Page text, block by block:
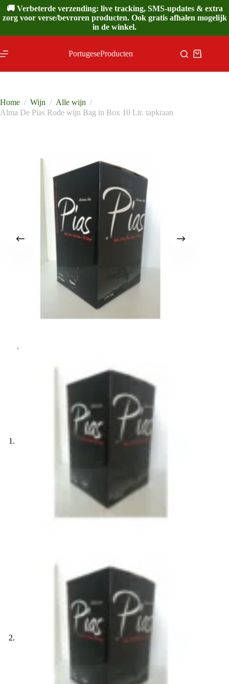
Ga
naar
de
🚚 Verbeterde verzending: live tracking, SMS-updates & extra
zorg voor verse/bevroren producten. Ook gratis afhalen mogelijk
in de winkel.
PortugeseProducten
Home / Wijn / Alle wijn /
Alma De Pias Rode wijn Bag in Box 10 Ltr. tapkraan